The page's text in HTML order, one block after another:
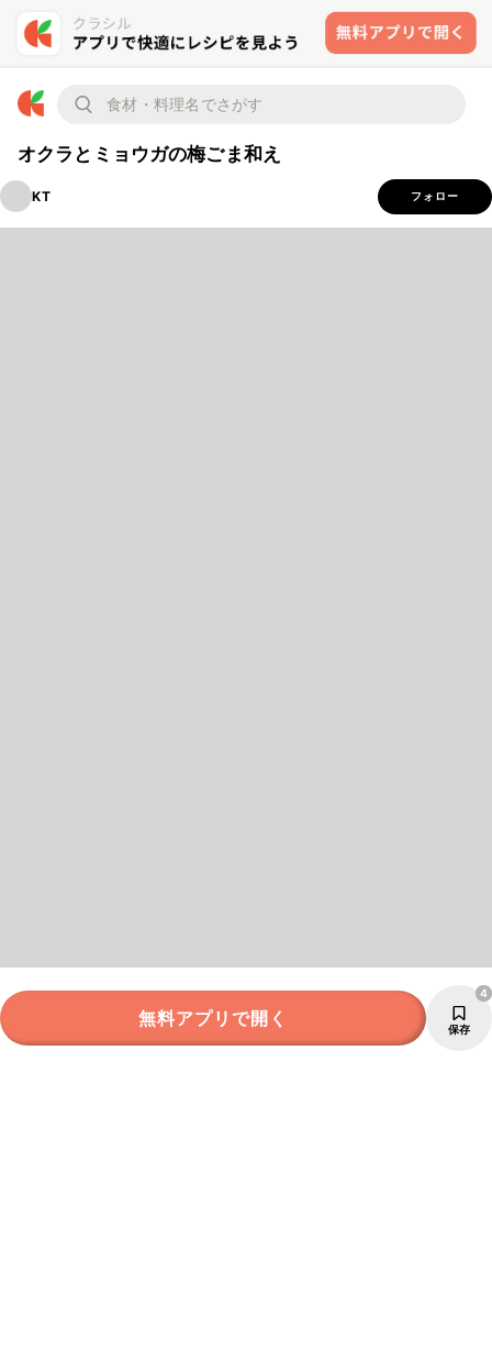
オクラとミョウガの梅ごま和え
KT フォロー
無料アプリで開く 保存
4